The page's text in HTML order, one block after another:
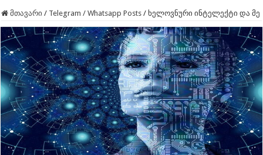
მთავარი / Telegram / Whatsapp Posts / ხელოვნური ინტელექტი და მე